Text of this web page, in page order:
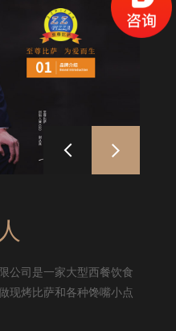
公司是一家大型西餐饮食
现烤比萨和各种馋嘴小点